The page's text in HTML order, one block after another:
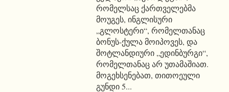
რომელსაც ქართველებმა
მოუგეს, ინგლისური
„გლოსტერი“, რომელთანაც
ბონუს-ქულა მოიპოვეს, და
შოტლანდიური „ედინბურგი“,
რომელთანაც არ უთამაშიათ.
მოგეხსენებათ, თითოეული
გუნდი 5...